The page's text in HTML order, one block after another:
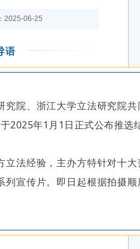
2025-06-25
语
院、浙江大学立法研究院
2025年1月1日正式公布推选
法经验，主办方特针对十
宣传片。即日起根据拍摄